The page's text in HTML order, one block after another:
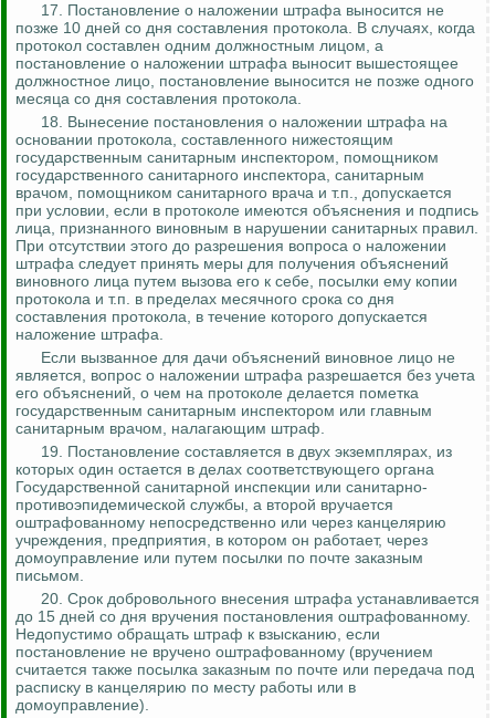
17. Постановление о наложении штрафа выносится не
позже 10 дней со дня составления протокола. В случаях, когда
протокол составлен одним должностным лицом, а
постановление о наложении штрафа выносит вышестоящее
должностное лицо, постановление выносится не позже одного
месяца со дня составления протокола.
18. Вынесение постановления о наложении штрафа на
основании протокола, составленного нижестоящим
государственным санитарным инспектором, помощником
государственного санитарного инспектора, санитарным
врачом, помощником санитарного врача и т.п., допускается
при условии, если в протоколе имеются объяснения и подпись
лица, признанного виновным в нарушении санитарных правил.
При отсутствии этого до разрешения вопроса о наложении
штрафа следует принять меры для получения объяснений
виновного лица путем вызова его к себе, посылки ему копии
протокола и т.п. в пределах месячного срока со дня
составления протокола, в течение которого допускается
наложение штрафа.
Если вызванное для дачи объяснений виновное лицо не
является, вопрос о наложении штрафа разрешается без учета
его объяснений, о чем на протоколе делается пометка
государственным санитарным инспектором или главным
санитарным врачом, налагающим штраф.
19. Постановление составляется в двух экземплярах, из
которых один остается в делах соответствующего органа
Государственной санитарной инспекции или санитарно-
противоэпидемической службы, а второй вручается
оштрафованному непосредственно или через канцелярию
учреждения, предприятия, в котором он работает, через
домоуправление или путем посылки по почте заказным
письмом.
20. Срок добровольного внесения штрафа устанавливается
до 15 дней со дня вручения постановления оштрафованному.
Недопустимо обращать штраф к взысканию, если
постановление не вручено оштрафованному (вручением
считается также посылка заказным по почте или передача под
расписку в канцелярию по месту работы или в
домоуправление).